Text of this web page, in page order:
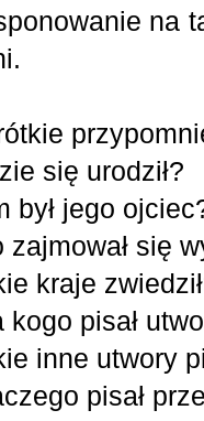
na
się urodził?
był jego
zajmował się
kraje
kogo pisał
inne utwory
pisał